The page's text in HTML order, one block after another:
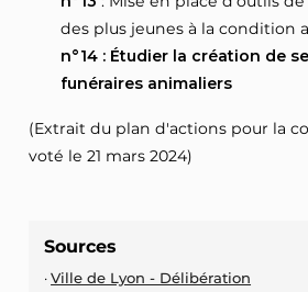
des plus jeunes à la condition
n°14 : Étudier la création de
funéraires animaliers
(Extrait du plan d'actions pour la
voté le 21 mars 2024)
Sources
Ville de Lyon - Délibération